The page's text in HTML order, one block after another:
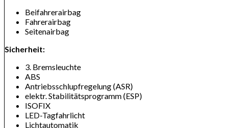
Beifahrerairbag
Fahrerairbag
Seitenairbag
Sicherheit:
3. Bremsleuchte
ABS
Antriebsschlupfregelung (ASR)
elektr. Stabilitätsprogramm (ESP)
ISOFIX
LED-Tagfahrlicht
Lichtautomatik